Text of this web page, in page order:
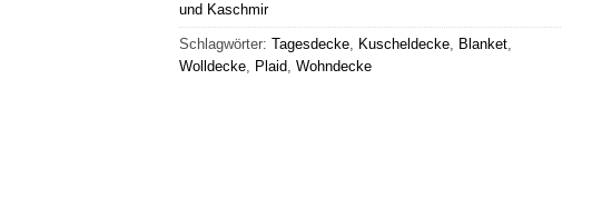
und Kaschmir
Schlagwörter: Tagesdecke, Kuscheldecke, Blanket,
Wolldecke, Plaid, Wohndecke